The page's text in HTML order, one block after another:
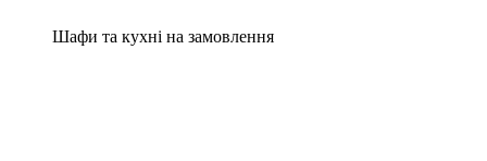
Шафи та кухні на замовлення